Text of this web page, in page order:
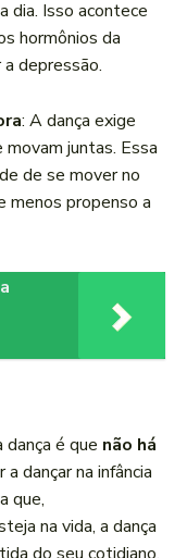
dia. Isso acontece
hormônios da
depressão.
: A dança exige
juntas. Essa
de se mover no
menos propenso a
dança é que não há
dançar na infância
que,
na vida, a dança